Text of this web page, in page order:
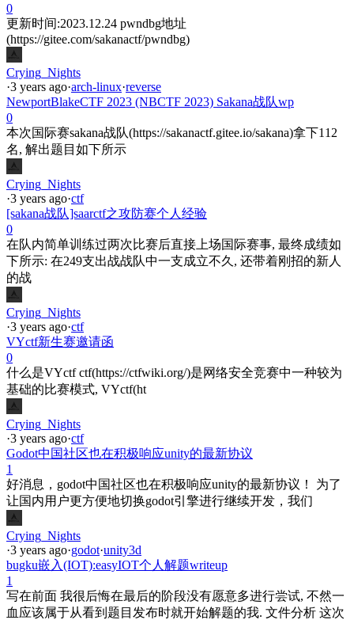
0
更新时间:2023.12.24 pwndbg地址
(https://gitee.com/sakanactf/pwndbg)
Crying_Nights
·3 years ago·arch-linux·reverse
NewportBlakeCTF 2023 (NBCTF 2023) Sakana战队wp
0
本次国际赛sakana战队(https://sakanactf.gitee.io/sakana)拿下112
名, 解出题目如下所示
Crying_Nights
·3 years ago·ctf
[sakana战队]saarctf之攻防赛个人经验
0
在队内简单训练过两次比赛后直接上场国际赛事, 最终成绩如
下所示: 在249支出战战队中一支成立不久, 还带着刚招的新人
的战
Crying_Nights
·3 years ago·ctf
VYctf新生赛邀请函
0
什么是VYctf ctf(https://ctfwiki.org/)是网络安全竞赛中一种较为
基础的比赛模式, VYctf(ht
Crying_Nights
·3 years ago·ctf
Godot中国社区也在积极响应unity的最新协议
1
好消息，godot中国社区也在积极响应unity的最新协议！ 为了
让国内用户更方便地切换godot引擎进行继续开发，我们
Crying_Nights
·3 years ago·godot·unity3d
bugku嵌入(IOT):easyIOT个人解题writeup
1
写在前面 我很后悔在最后的阶段没有愿意多进行尝试, 不然一
血应该属于从看到题目发布时就开始解题的我. 文件分析 这次